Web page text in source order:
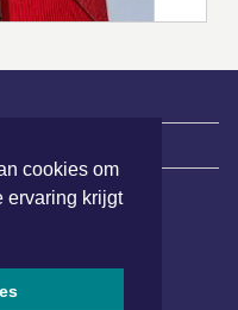
cookies om
ervaring krijgt